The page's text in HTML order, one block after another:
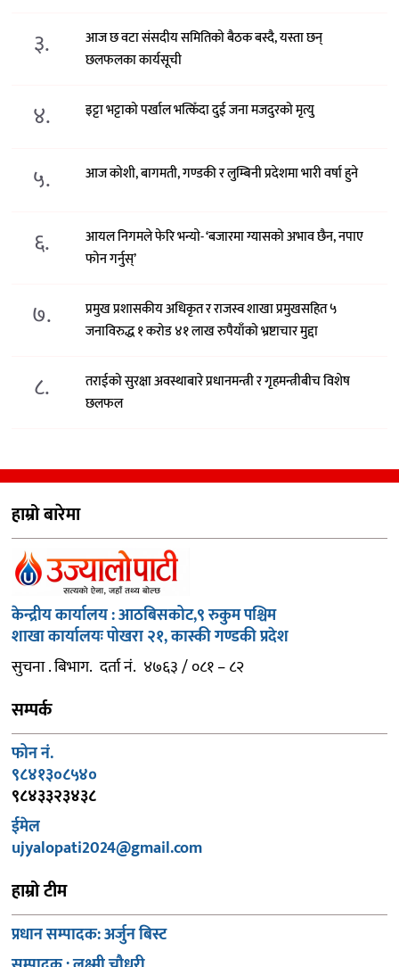
३.
आज छ वटा संसदीय समितिको बैठक बस्दै, यस्ता छन्
छलफलका कार्यसूची
४. इट्टा भट्टाको पर्खाल भत्किँदा दुई जना मजदुरको मृत्यु
५. आज कोशी, बागमती, गण्डकी र लुम्बिनी प्रदेशमा भारी वर्षा हुने
६.
आयल निगमले फेरि भन्याे- ‘बजारमा ग्यासको अभाव छैन, नपाए
फोन गर्नुस्’
७.
प्रमुख प्रशासकीय अधिकृत र राजस्व शाखा प्रमुखसहित ५
जनाविरुद्ध १ करोड ४१ लाख रुपैयाँको भ्रष्टाचार मुद्दा
८.
तराईको सुरक्षा अवस्थाबारे प्रधानमन्त्री र गृहमन्त्रीबीच विशेष
छलफल
हाम्रो बारेमा
केन्द्रीय कार्यालय : आठबिसकोट,९ रुकुम पश्चिम
शाखा कार्यालयः पोखरा २१, कास्की गण्डकी प्रदेश
सुचना . बिभाग. दर्ता नं. ४७६३ / ०८१ – ८२
सम्पर्क
फोन नं.
९८४१३०८५४०
९८४३३२३४३८
ईमेल
ujyalopati2024@gmail.com
हाम्रो टीम
प्रधान सम्पादक: अर्जुन बिस्ट